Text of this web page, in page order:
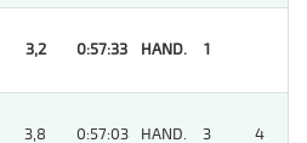
3,2 0:57:33 HAND. 1
3,8 0:57:03 HAND. 3 4